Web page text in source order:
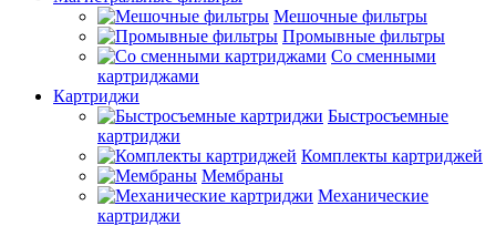
Мешочные фильтры
Промывные фильтры
Со сменными
картриджами
Картриджи
Быстросъемные
картриджи
Комплекты картриджей
Мембраны
Механические
картриджи